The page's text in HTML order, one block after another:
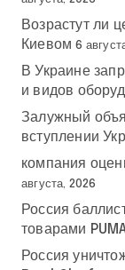
Возрастут ли
Киевом 6
В Украине
и видов
Залужный
вступлении
компания
августа, 2026
Россия
товарами
Россия